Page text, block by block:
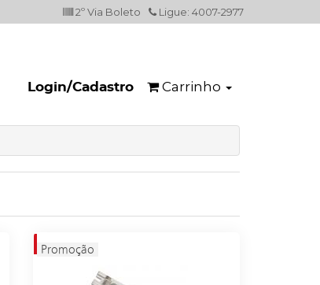
Ligue: 4007-2977
2º Via Boleto
Login/Cadastro Carrinho